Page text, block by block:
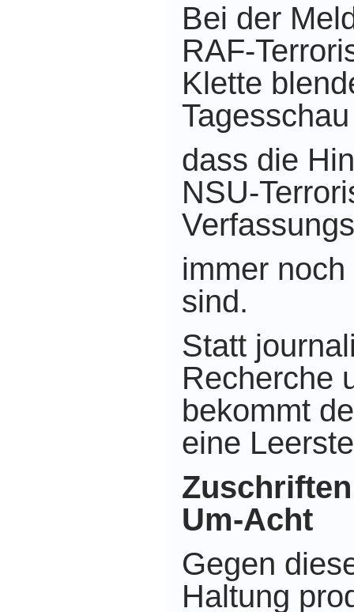
Bei der
RAF-
Klette
dass die
NSU-
immer
sind.
Statt
Recherche
bekommt
eine
Um-Acht
Gegen
Haltung